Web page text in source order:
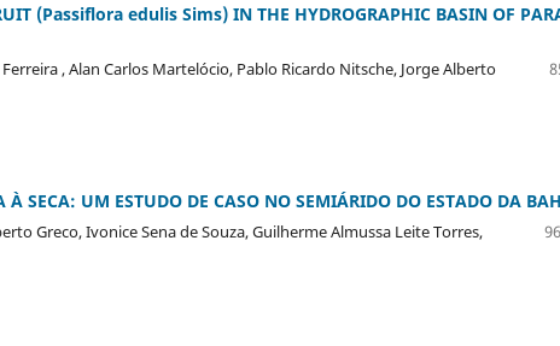
(Passiflora edulis Sims) IN THE HYDROGRAPHIC BASIN OF
, Alan Carlos Martelócio, Pablo Ricardo Nitsche, Jorge Alberto
SECA: UM ESTUDO DE CASO NO SEMIÁRIDO DO ESTADO DA
Greco, Ivonice Sena de Souza, Guilherme Almussa Leite Torres,